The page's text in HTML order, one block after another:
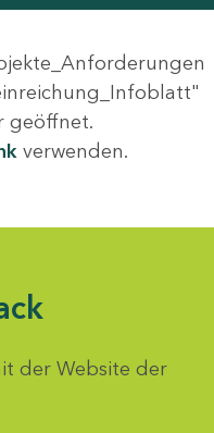
geöffnet.
verwenden.
der Website der